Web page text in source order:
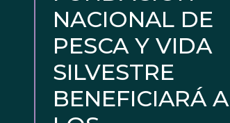
NACIONAL DE
PESCA Y VIDA
SILVESTRE
BENEFICIARÁ A